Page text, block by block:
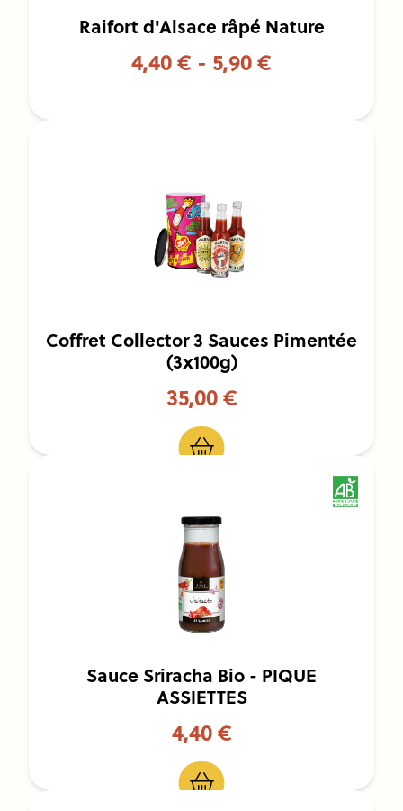
Raifort d'Alsace râpé Nature
4,40 € - 5,90 €
Coffret Collector 3 Sauces Pimentée
(3x100g)
35,00 €
Sauce Sriracha Bio - PIQUE
ASSIETTES
4,40 €